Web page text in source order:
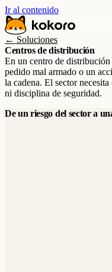
Ir al contenido
← Soluciones
Centros de distribución
En un centro de
pedido mal armado o un
la cadena. El sector
ni disciplina de seguridad.
De un riesgo del sector a